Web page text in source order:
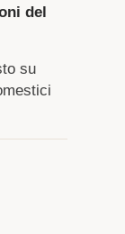
del
su